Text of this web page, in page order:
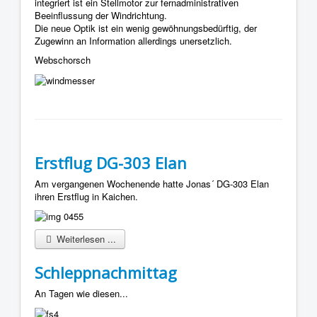
Beeinflussung der Windrichtung.
Die neue Optik ist ein wenig gewöhnungsbedürftig, der
Zugewinn an Information allerdings unersetzlich.
Webschorsch
Erstflug DG-303 Elan
Am vergangenen Wochenende hatte Jonas´ DG-303 Elan
ihren Erstflug in Kaichen.
Weiterlesen ...
Schleppnachmittag
An Tagen wie diesen...